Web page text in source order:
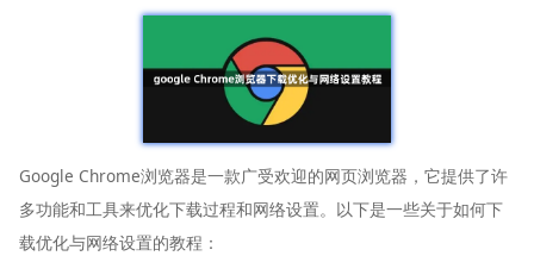
Google Chrome浏览器是一款广受欢迎的网页浏览器，它提供了许
多功能和工具来优化下载过程和网络设置。以下是一些关于如何下
载优化与网络设置的教程：